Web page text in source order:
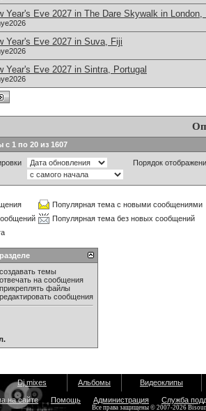
Year's Eve 2027 in The Dare Skywalk in London,
Year's Eve 2027 in Suva, Fiji
Year's Eve 2027 in Sintra, Portugal
с 1 по 20 из 1607
Порядок
Популярная тема с новыми сообщениями
Популярная тема без новых сообщений
создавать темы
отвечать на сообщения
прикреплять файлы
редактировать сообщения
Dj mixes Альбомы Видеоклипы
на сайте Помощь Администрация Служба
Все права защищены © 2007-2026